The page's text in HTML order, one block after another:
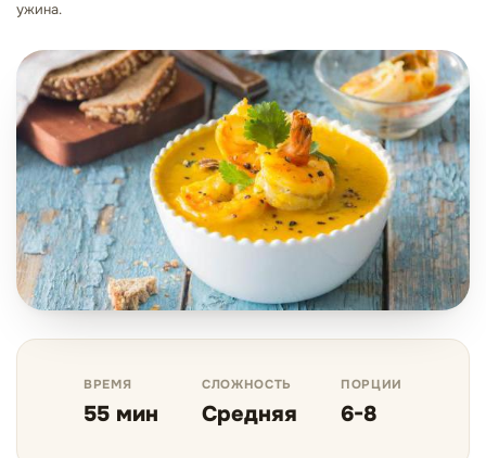
ужина.
ВРЕМЯ
55 мин
СЛОЖНОСТЬ
Средняя
ПОРЦИИ
6-8